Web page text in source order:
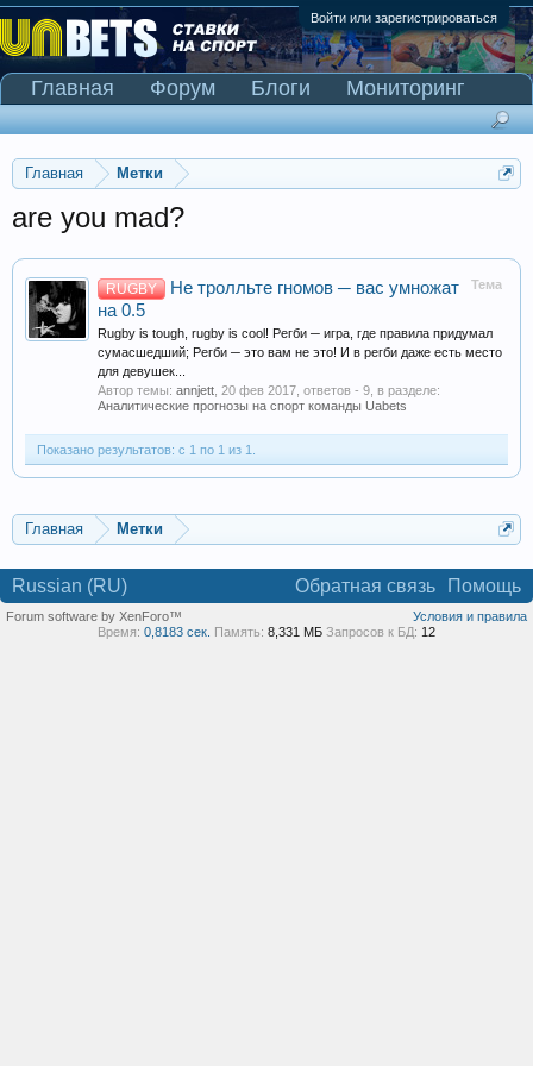
Войти или зарегистрироваться
Главная Метки
are you mad?
Тема
RUGBY
Не тролльте гномов ─ вас умножат
на 0.5
Rugby is tough, rugby is cool! Регби ─ игра, где правила придумал
сумасшедший; Регби ─ это вам не это! И в регби даже есть место
для девушек...
Автор темы: annjett 20 фев 2017 , ответов - 9, в разделе:
Аналитические прогнозы на спорт команды Uabets
Показано результатов: с 1 по 1 из 1.
Главная Метки
Главная Форум Блоги
Мониторинг
Сканер Pinnacle
Russian (RU) Обратная связь Помощь
Условия и правила
Forum software by XenForo™
Время: 0,8183 сек. Память: 8,331 МБ Запросов к БД: 12